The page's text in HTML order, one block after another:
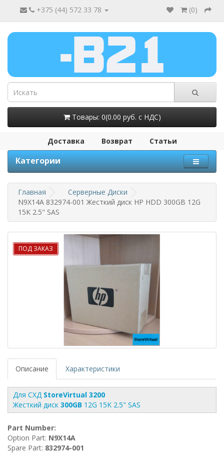
+375 (44) 572 33 78 (0)
Товары: 0(0.00 руб. с НДС)
Доставка Возврат Статьи
Категории
Главная
Серверные Диски
N9X14A 832974-001 Жесткий диск HP HDD 300GB 12G
15K 2.5" SAS
ПОД ЗАКАЗ
Описание Характеристики
Для СХД StoreVirtual 3200
Жесткий диск 300GB 12G 15K 2.5" SAS
Part Number:
Option Part: N9X14A
Spare Part: 832974-001